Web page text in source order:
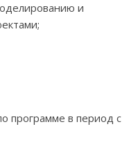
и
программе в период с